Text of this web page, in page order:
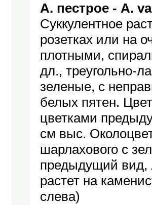
А. пестрое - A.
Суккулентное
розетках или на
плотными,
дл., треугольно-
зеленые, с
белых пятен.
цветками
см выс.
шарлахового с
предыдущий вид,
растет на
слева)